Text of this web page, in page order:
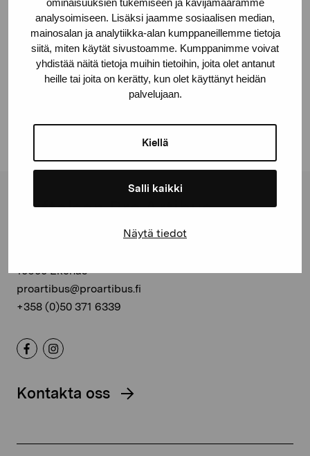
ominaisuuksien tukemiseen ja kävijämäärämme
analysoimiseen. Lisäksi jaamme sosiaalisen median,
mainosalan ja analytiikka-alan kumppaneillemme tietoja
siitä, miten käytät sivustoamme. Kumppanimme voivat
yhdistää näitä tietoja muihin tietoihin, joita olet antanut
heille tai joita on kerätty, kun olet käyttänyt heidän
palvelujaan.
Kiellä
Salli kaikki
Näytä tiedot
Dela:
Stiftelsen Pro Artibus
10600 Ekenäs
proartibus@proartibus.fi
+358 (0)50 371 6339
Kontakta oss